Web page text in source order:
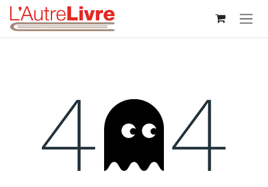
Se rendre au contenu